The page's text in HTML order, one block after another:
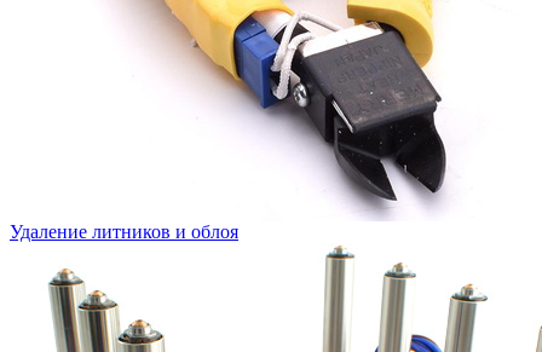
Удаление литников и облоя